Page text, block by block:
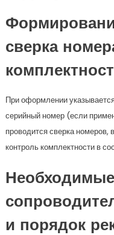
сверка
При оформлении
серийный номер (если
проводится сверка номеров,
контроль комплектности в
Необходимые
и порядок